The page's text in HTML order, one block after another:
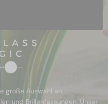
große Auswahl an
und Brillenfassungen. Unser